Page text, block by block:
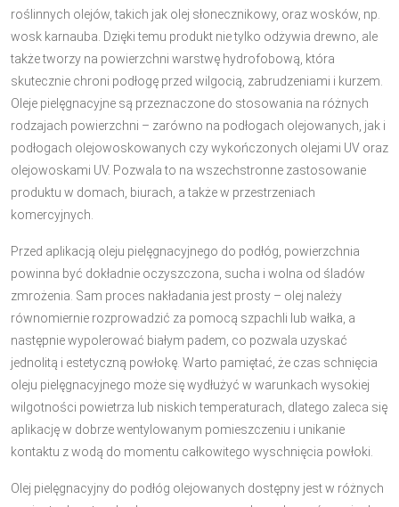
roślinnych olejów, takich jak olej słonecznikowy, oraz wosków, np.
wosk karnauba. Dzięki temu produkt nie tylko odżywia drewno, ale
także tworzy na powierzchni warstwę hydrofobową, która
skutecznie chroni podłogę przed wilgocią, zabrudzeniami i kurzem.
Oleje pielęgnacyjne są przeznaczone do stosowania na różnych
rodzajach powierzchni – zarówno na podłogach olejowanych, jak i
podłogach olejowoskowanych czy wykończonych olejami UV oraz
olejowoskami UV. Pozwala to na wszechstronne zastosowanie
produktu w domach, biurach, a także w przestrzeniach
komercyjnych.
Przed aplikacją oleju pielęgnacyjnego do podłóg, powierzchnia
powinna być dokładnie oczyszczona, sucha i wolna od śladów
zmrożenia. Sam proces nakładania jest prosty – olej należy
równomiernie rozprowadzić za pomocą szpachli lub wałka, a
następnie wypolerować białym padem, co pozwala uzyskać
jednolitą i estetyczną powłokę. Warto pamiętać, że czas schnięcia
oleju pielęgnacyjnego może się wydłużyć w warunkach wysokiej
wilgotności powietrza lub niskich temperaturach, dlatego zaleca się
aplikację w dobrze wentylowanym pomieszczeniu i unikanie
kontaktu z wodą do momentu całkowitego wyschnięcia powłoki.
Olej pielęgnacyjny do podłóg olejowanych dostępny jest w różnych